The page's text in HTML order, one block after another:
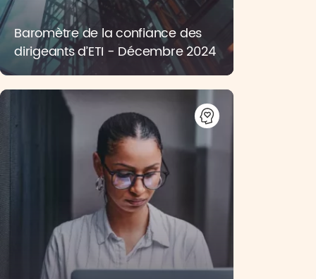
Baromètre de la confiance des
dirigeants d’ETI - Décembre 2024